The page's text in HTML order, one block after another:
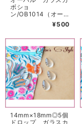
ボショ
ン/OB1014（オー
¥500
14mm×18mm◎5個
ドロップ ガラスカ